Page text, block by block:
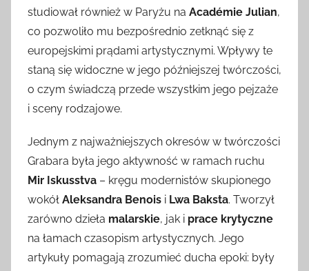
studiował również w Paryżu na Académie Julian,
co pozwoliło mu bezpośrednio zetknąć się z
europejskimi prądami artystycznymi. Wpływy te
staną się widoczne w jego późniejszej twórczości,
o czym świadczą przede wszystkim jego pejzaże
i sceny rodzajowe.
Jednym z najważniejszych okresów w twórczości
Grabara była jego aktywność w ramach ruchu
Mir Iskusstva – kręgu modernistów skupionego
wokół Aleksandra Benois i Lwa Baksta. Tworzył
zarówno dzieła malarskie, jak i prace krytyczne
na łamach czasopism artystycznych. Jego
artykuły pomagają zrozumieć ducha epoki: były